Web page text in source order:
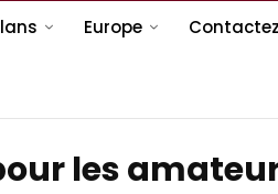
Europe
les